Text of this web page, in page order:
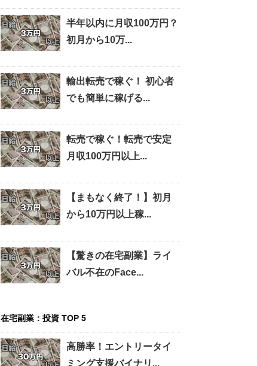
半年以内に月収100万円？
初月から10万...
輸出転売で稼ぐ！ 初心者
でも簡単に稼げる...
転売で稼ぐ！転売で安定
月収100万円以上...
【まもなく終了！】初月
から10万円以上稼...
【驚きの在宅副業】ライ
バル不在のFace...
在宅副業：投資 TOP 5
高勝率！エントリータイ
ミング支援バイナリ...